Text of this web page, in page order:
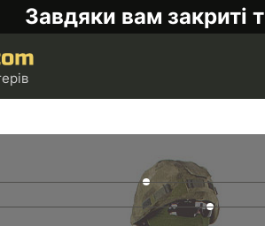
Завдяки вам закриті